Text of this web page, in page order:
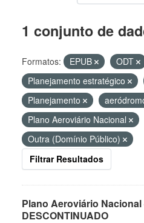
1 conjunto de
Formatos: EPUB ODT
Planejamento estratégico
Planejamento
Plano Aeroviário Nacional
Outra (Domínio Público)
Filtrar Resultados
Plano Aeroviário Nacional
DESCONTINUADO